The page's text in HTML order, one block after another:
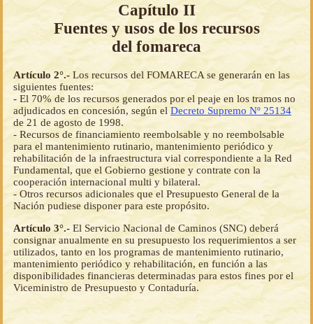
Capítulo II
Fuentes y usos de los recursos
del fomareca
Artículo 2°.- Los recursos del FOMARECA se generarán en las
siguientes fuentes:
- El 70% de los recursos generados por el peaje en los tramos no
adjudicados en concesión, según el Decreto Supremo Nº 25134
de 21 de agosto de 1998.
- Recursos de financiamiento reembolsable y no reembolsable
para el mantenimiento rutinario, mantenimiento periódico y
rehabilitación de la infraestructura vial correspondiente a la Red
Fundamental, que el Gobierno gestione y contrate con la
cooperación internacional multi y bilateral.
- Otros recursos adicionales que el Presupuesto General de la
Nación pudiese disponer para este propósito.
Artículo 3°.- El Servicio Nacional de Caminos (SNC) deberá
consignar anualmente en su presupuesto los requerimientos a ser
utilizados, tanto en los programas de mantenimiento rutinario,
mantenimiento periódico y rehabilitación, en función a las
disponibilidades financieras determinadas para estos fines por el
Viceministro de Presupuesto y Contaduría.